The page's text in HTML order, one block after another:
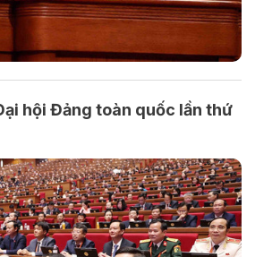
hội Đảng toàn quốc lần thứ